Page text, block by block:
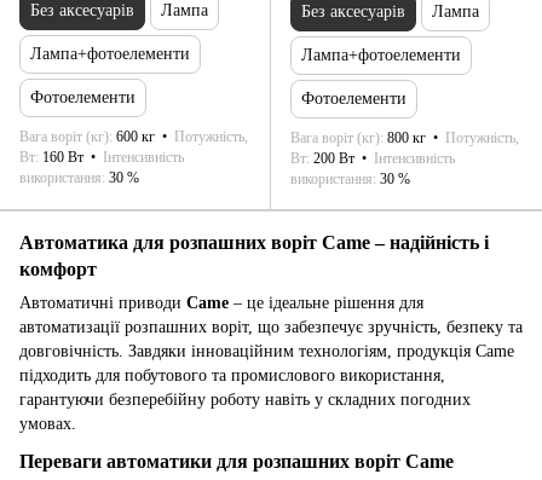
Автоматика для розпашних воріт Came – надійність і
комфорт
Автоматичні приводи Came – це ідеальне рішення для
автоматизації розпашних воріт, що забезпечує зручність, безпеку та
довговічність. Завдяки інноваційним технологіям, продукція Came
підходить для побутового та промислового використання,
гарантуючи безперебійну роботу навіть у складних погодних
умовах.
Переваги автоматики для розпашних воріт Came
Без аксесуарів Лампа
Лампа+фотоелементи
Фотоелементи
Вага воріт (кг) 600 кг
Потужність,
Вт 160 Вт
Інтенсивність
використання 30 %
Без аксесуарів Лампа
Лампа+фотоелементи
Фотоелементи
Вага воріт (кг) 800 кг
Потужність,
Вт 200 Вт
Інтенсивність
використання 30 %